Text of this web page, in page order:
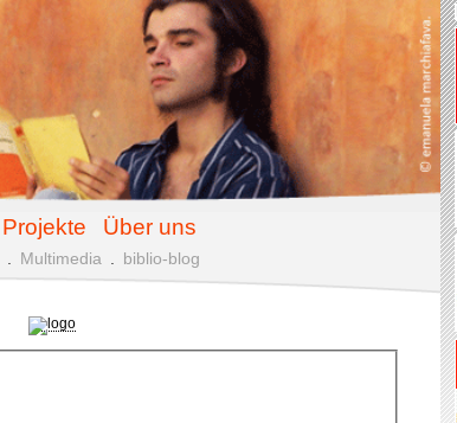
Projekte Über uns
Multimedia biblio-blog